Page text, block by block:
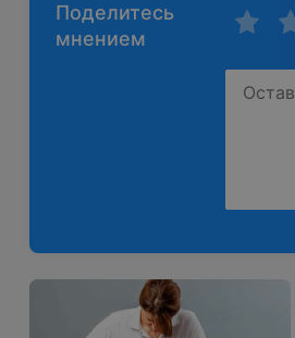
Поделитесь
мнением